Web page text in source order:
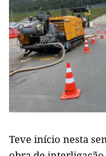
Teve início nesta